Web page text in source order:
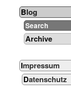
Blog
Search
Archive
Impressum
Datenschutz